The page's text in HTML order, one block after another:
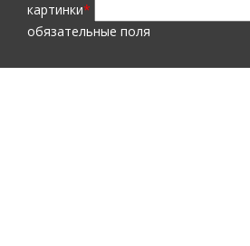
картинки*
обязательные поля